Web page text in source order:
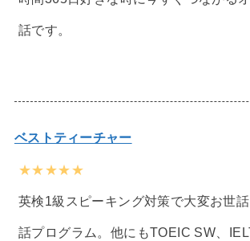
話です。
ベストティーチャー
★★★★★
英検1級スピーキング対策で大変お世
話プログラム。他にもTOEIC SW、